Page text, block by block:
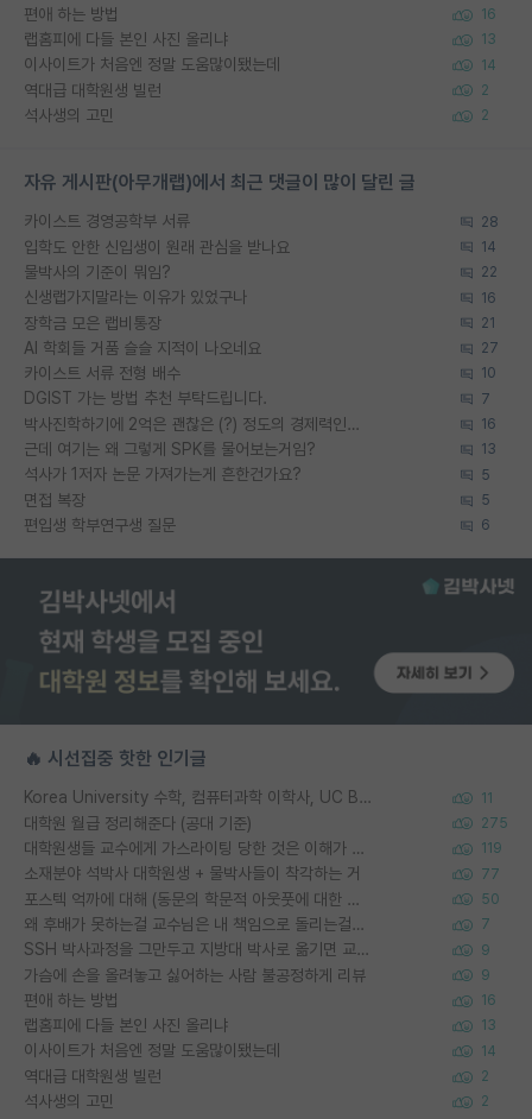
편애 하는 방법 16
랩홈피에 다들 본인 사진 올리냐 13
이사이트가 처음엔 정말 도움많이됐는데 14
역대급 대학원생 빌런 2
석사생의 고민 2
자유 게시판(아무개랩)에서 최근 댓글이 많이 달린 글
카이스트 경영공학부 서류 28
입학도 안한 신입생이 원래 관심을 받나요 14
물박사의 기준이 뭐임? 22
신생랩가지말라는 이유가 있었구나 16
장학금 모은 랩비통장 21
AI 학회들 거품 슬슬 지적이 나오네요 27
카이스트 서류 전형 배수 10
DGIST 가는 방법 추천 부탁드립니다. 7
박사진학하기에 2억은 괜찮은 (?) 정도의 경제력인가요 16
근데 여기는 왜 그렇게 SPK를 물어보는거임? 13
석사가 1저자 논문 가져가는게 흔한건가요? 5
면접 복장 5
편입생 학부연구생 질문 6
🔥 시선집중 핫한 인기글
Korea University 수학, 컴퓨터과학 이학사, UC Berkeley 산업공학 대학원 공학박사가 되는 것은 쉽지 않겠죠? 11
대학원 월급 정리해준다 (공대 기준) 275
대학원생들 교수에게 가스라이팅 당한 것은 이해가 갑니다. 안타깝네요. 119
소재분야 석박사 대학원생 + 물박사들이 착각하는 거 77
포스텍 억까에 대해 (동문의 학문적 아웃풋에 대한 반박) 50
왜 후배가 못하는걸 교수님은 내 책임으로 돌리는걸까요? 7
SSH 박사과정을 그만두고 지방대 박사로 옮기면 교수의 꿈은 끝일까요? 9
가슴에 손을 올려놓고 싫어하는 사람 불공정하게 리뷰 9
편애 하는 방법 16
랩홈피에 다들 본인 사진 올리냐 13
이사이트가 처음엔 정말 도움많이됐는데 14
역대급 대학원생 빌런 2
석사생의 고민 2